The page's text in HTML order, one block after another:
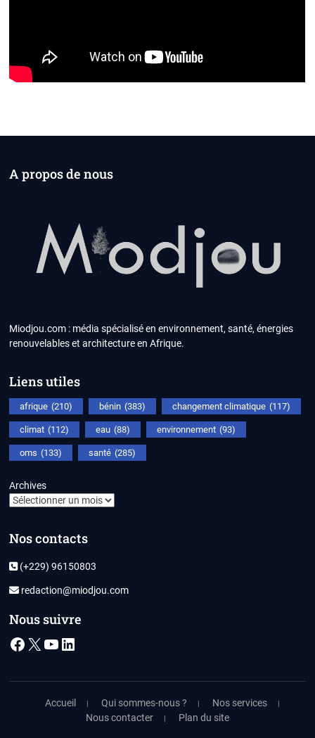
A propos de nous
Miodjou.com : média spécialisé en environnement, santé, énergies
renouvelables et architecture en Afrique.
Liens utiles
afrique (210) bénin (383) changement climatique (117)
climat (112) eau (88) environnement (93)
oms (133) santé (285)
Archives
Nos contacts
(+229) 96150803
redaction@miodjou.com
Nous suivre
Facebook
X YouTube
LinkedIn
Accueil Qui sommes-nous ?
Nos services
Nous contacter
Plan du site